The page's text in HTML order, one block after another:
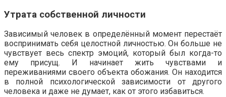
Утрата собственной личности
Зависимый человек в определённый момент перестаёт
воспринимать себя целостной личностью. Он больше не
чувствует весь спектр эмоций, который был когда-то
ему присущ. И начинает жить чувствами и
переживаниями своего объекта обожания. Он находится
в полной психологической зависимости от другого
человека и даже не думает, как от этого избавиться.